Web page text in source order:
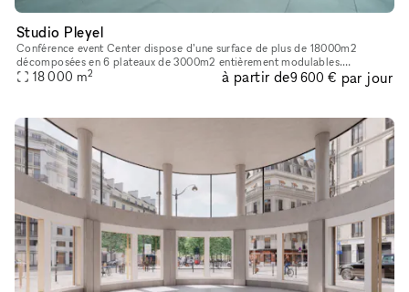
Studio Pleyel
Conférence event Center dispose d’une surface de plus de 18000m2
décomposées en 6 plateaux de 3000m2 entièrement modulables.
L’ensemble des espaces sont livrés bruts et climatisés. Une terrasse de pl
18 000 m2 à partir de9 600 € par jour